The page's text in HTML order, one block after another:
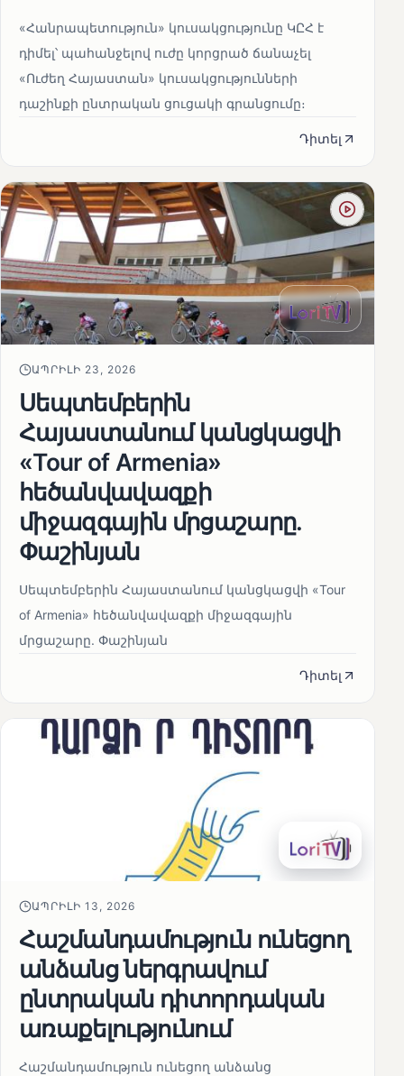
«Հանրապետություն» կուսակցությունը ԿԸՀ է
դիմել՝ պահանջելով ուժը կորցրած ճանաչել
«Ուժեղ Հայաստան» կուսակցությունների
դաշինքի ընտրական ցուցակի գրանցումը։
Դիտել
ԱՊՐԻԼԻ 23, 2026
Սեպտեմբերին
Հայաստանում կանցկացվի
«Tour of Armenia»
հեծանվավազքի
միջազգային մրցաշարը.
Փաշինյան
Սեպտեմբերին Հայաստանում կանցկացվի «Tour
of Armenia» հեծանվավազքի միջազգային
մրցաշարը. Փաշինյան
Դիտել
ԱՊՐԻԼԻ 13, 2026
Հաշմանդամություն ունեցող
անձանց ներգրավում
ընտրական դիտորդական
առաքելությունում
Հաշմանդամություն ունեցող անձանց